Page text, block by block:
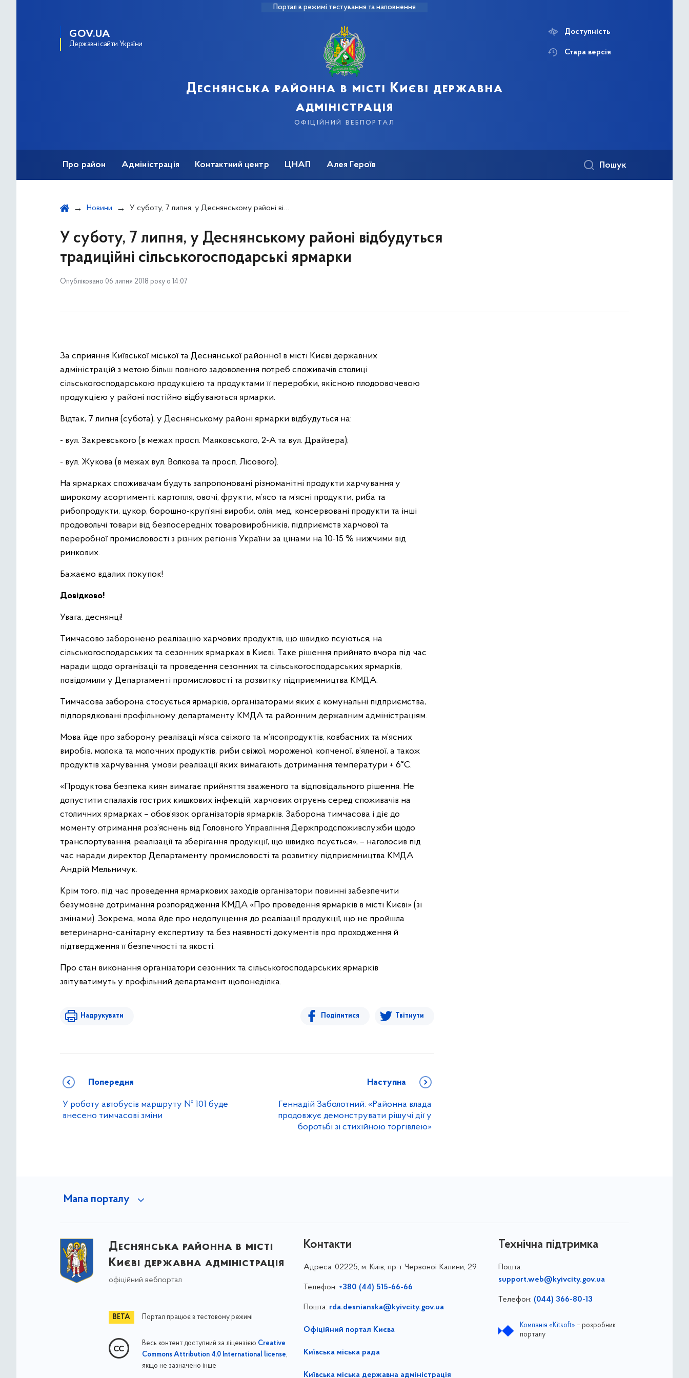
Портал в режимі тестування та наповнення
GOV.UA
Державні сайти України
Деснянська районна в місті Києві державна
адміністрація
офіційний вебпортал
Доступність
Стара версія
Про район Адміністрація Контактний центр ЦНАП Алея Героїв Пошук
Новини У суботу, 7 липня, у Деснянському районі відбудуться традиційні сільськогосподарські ярмарки
У суботу, 7 липня, у Деснянському районі відбудуться
традиційні сільськогосподарські ярмарки
Опубліковано 06 липня 2018 року о 14:07
За сприяння Київської міської та Деснянської районної в місті Києві державних
адміністрацій з метою більш повного задоволення потреб споживачів столиці
сільськогосподарською продукцією та продуктами її переробки, якісною плодоовочевою
продукцією у районі постійно відбуваються ярмарки.
Відтак, 7 липня (субота), у Деснянському районі ярмарки відбудуться на:
- вул. Закревського (в межах просп. Маяковського, 2-А та вул. Драйзера);
- вул. Жукова (в межах вул. Волкова та просп. Лісового).
На ярмарках споживачам будуть запропоновані різноманітні продукти харчування у
широкому асортименті: картопля, овочі, фрукти, м’ясо та м’ясні продукти, риба та
рибопродукти, цукор, борошно-круп’яні вироби, олія, мед, консервовані продукти та інші
продовольчі товари від безпосередніх товаровиробників, підприємств харчової та
переробної промисловості з різних регіонів України за цінами на 10-15 % нижчими від
ринкових.
Бажаємо вдалих покупок!
Довідково!
Увага, деснянці!
Тимчасово заборонено реалізацію харчових продуктів, що швидко псуються, на
сільськогосподарських та сезонних ярмарках в Києві. Таке рішення прийнято вчора під час
наради щодо організації та проведення сезонних та сільськогосподарських ярмарків,
повідомили у Департаменті промисловості та розвитку підприємництва КМДА.
Тимчасова заборона стосується ярмарків, організаторами яких є комунальні підприємства,
підпорядковані профільному департаменту КМДА та районним державним адміністраціям.
Мова йде про заборону реалізації м’яса свіжого та м’ясопродуктів, ковбасних та м’ясних
виробів, молока та молочних продуктів, риби свіжої, мороженої, копченої, в’яленої, а також
продуктів харчування, умови реалізації яких вимагають дотримання температури + 6°С.
«Продуктова безпека киян вимагає прийняття зваженого та відповідального рішення. Не
допустити спалахів гострих кишкових інфекцій, харчових отруєнь серед споживачів на
столичних ярмарках – обов’язок організаторів ярмарків. Заборона тимчасова і діє до
моменту отримання роз’яснень від Головного Управління Держпродспоживслужби щодо
транспортування, реалізації та зберігання продукції, що швидко псується», – наголосив під
час наради директор Департаменту промисловості та розвитку підприємництва КМДА
Андрій Мельничук.
Крім того, під час проведення ярмаркових заходів організатори повинні забезпечити
безумовне дотримання розпорядження КМДА «Про проведення ярмарків в місті Києві» (зі
змінами). Зокрема, мова йде про недопущення до реалізації продукції, що не пройшла
ветеринарно-санітарну експертизу та без наявності документів про проходження й
підтвердження її безпечності та якості.
Про стан виконання організатори сезонних та сільськогосподарських ярмарків
звітуватимуть у профільний департамент щопонеділка.
Надрукувати Поділитися Твітнути
Попередня
У роботу автобусів маршруту № 101 буде
внесено тимчасові зміни
Наступна
Геннадій Заболотний: «Районна влада
продовжує демонструвати рішучі дії у
боротьбі зі стихійною торгівлею»
Мапа порталу
Деснянська районна в місті
Києві державна адміністрація
офіційний вебпортал
Портал працює в тестовому режимі
Весь контент доступний за ліцензією Creative
Commons Attribution 4.0 International license,
якщо не зазначено інше
Контакти
Адреса: 02225, м. Київ, пр-т Червоної Калини, 29
Телефон: +380 (44) 515-66-66
Пошта: rda.desnianska@kyivcity.gov.ua
Офіційний портал Києва
Київська міська рада
Київська міська державна адміністрація
Технічна підтримка
Пошта:
support.web@kyivcity.gov.ua
Телефон: (044) 366-80-13
Компанія «Kitsoft» – розробник
порталу